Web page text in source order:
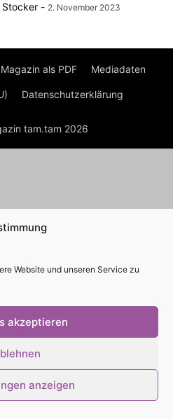
Website und unseren Service zu
akzeptieren
anzeigen
Stocker - 2. November 2023
Magazin als PDF Mediadaten
Datenschutzerklärung
tam.tam 2026